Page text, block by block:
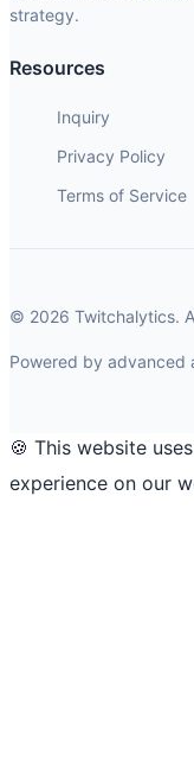
strategy.
Resources
Inquiry
Privacy Policy
Terms of Service
© 2026 Twitchalytics.
Powered by advanced
🍪 This website
experience on our